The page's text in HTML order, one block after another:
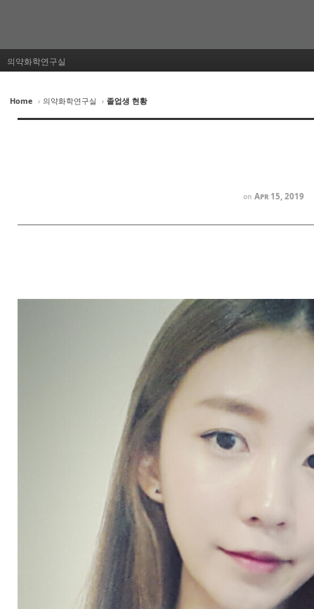
의약화학연구실
Home › 의약화학연구실 › 졸업생 현황
on Apr 15, 2019